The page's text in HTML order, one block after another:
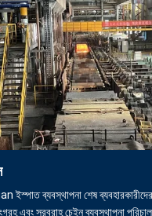
ইস্পাত ব্যবস্থাপনা শেষ
এবং সরবরাহ চেইন ব্যবস্থাপনা